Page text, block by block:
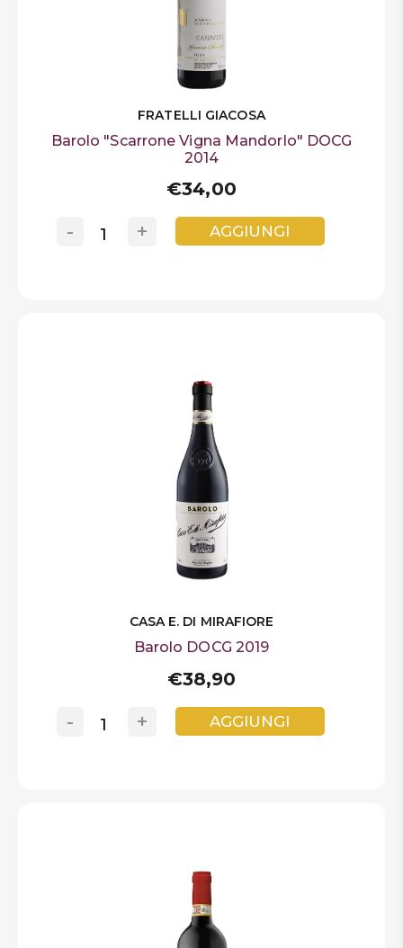
FRATELLI GIACOSA
Barolo "Scarrone Vigna Mandorlo" DOCG
2014
€34,00
+
- AGGIUNGI
CASA E. DI MIRAFIORE
Barolo DOCG 2019
€38,90
+
- AGGIUNGI